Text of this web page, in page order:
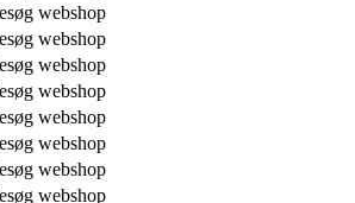
webshop
webshop
webshop
webshop
webshop
webshop
webshop
webshop